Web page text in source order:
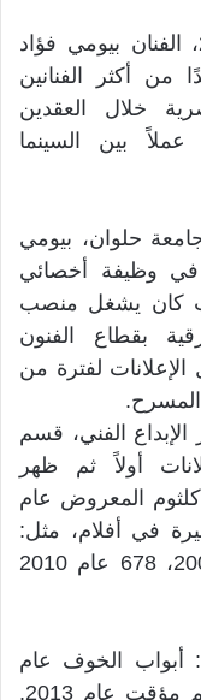
يحتفل اليوم، الثلاثاء 16 يونيو 2026، الفنان بيومي فؤاد
من أكثر الفنانين
خلال العقدين
الأخيرين، بمشاركة تجاوزت 350 عملاً بين السينما
حلوان، بيومي
وظيفة أخصائي
كان يشغل منصب
بقطاع الفنون
لفترة من
الفني، قسم
أولاً ثم ظهر
المعروض عام
في أفلام، مثل:
بدل فاقد، إحكي يا شهرزاد عام 2009، 678 عام 2010
أبواب الخوف عام
2011، رقم مجهول عام 2012، اسم مؤقت عام 2013.